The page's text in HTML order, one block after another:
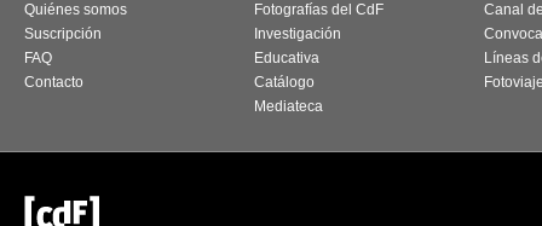
Quiénes somos
Suscripción
FAQ
Contacto
Fotografías del CdF
Investigación
Educativa
Catálogo
Mediateca
Canal
Líneas